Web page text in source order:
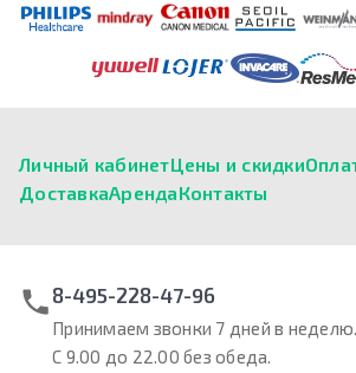
Личный кабинетЦены и скидки
ДоставкаАрендаКонтакты
8-495-228-47-96
Принимаем звонки 7 дней в неделю.
С 9.00 до 22.00 без обеда.